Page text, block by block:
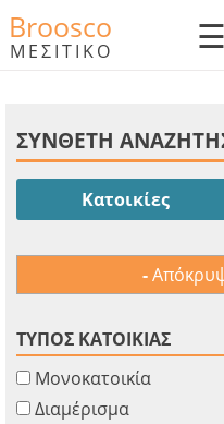
Broosco
ΜΕΣΙΤΙΚΟ ☰
ΣΥΝΘΕΤΗ
Κατοικίες
ΤΥΠΟΣ ΚΑΤΟΙΚΙΑΣ
Μονοκατοικία
Διαμέρισμα